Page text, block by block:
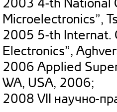
Microelectronics”,
2005 5-th Internat.
Electronics”,
2006 Applied
WA, USA, 2006;
2008 VII научно-